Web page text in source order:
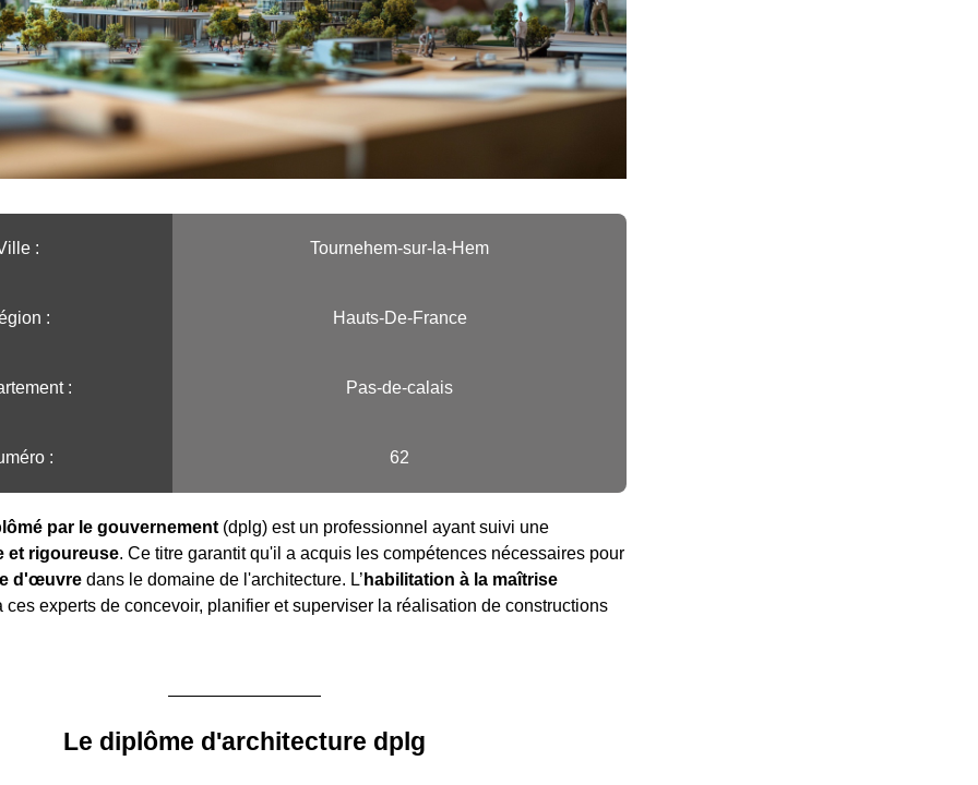
:️ Tournehem-sur-la-Hem
:️ Hauts-De-France
: Pas-de-calais
: 62
par le gouvernement (dplg) est un professionnel ayant suivi une
et rigoureuse. Ce titre garantit qu'il a acquis les compétences nécessaires pour
d'œuvre dans le domaine de l'architecture. L’ habilitation à la maîtrise
ces experts de concevoir, planifier et superviser la réalisation de constructions
Le diplôme d'architecture dplg